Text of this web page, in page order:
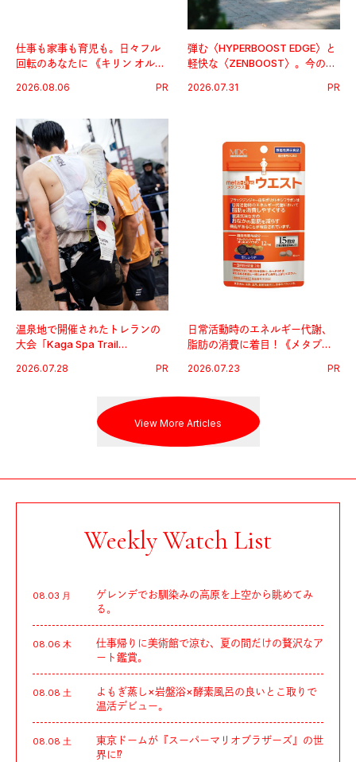
仕事も家事も育児も。日々フル
回転のあなたに 《キリン オルニ
2026.08.06 PR
弾む〈HYPERBOOST EDGE〉と
軽快な〈ZENBOOST〉。今の時
出した新機軸。
2026.07.31 PR
温泉地で開催されたトレランの
大会「Kaga Spa Trail
戦を夢見るランナーたちの奮闘
2026.07.28 PR
日常活動時のエネルギー代謝、
脂肪の消費に着目！《メタプラ
習慣。
2026.07.23 PR
View More Articles
Weekly Watch List
08.03 月
ゲレンデでお馴染みの高原を上空から眺めてみ
る。
08.06 木
仕事帰りに美術館で涼む、夏の間だけの贅沢なア
ート鑑賞。
08.08 土
よもぎ蒸し×岩盤浴×酵素風呂の良いとこ取りで
温活デビュー。
08.08 土
東京ドームが『スーパーマリオブラザーズ』の世
界に⁉︎